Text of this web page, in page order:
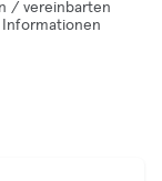
/ vereinbarten
Informationen